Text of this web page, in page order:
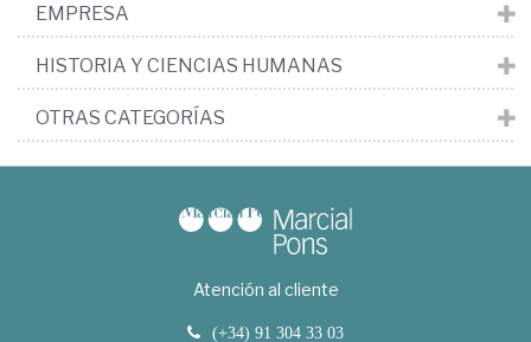
EMPRESA
HISTORIA Y CIENCIAS HUMANAS
OTRAS CATEGORÍAS
Atención al cliente
(+34) 91 304 33 03